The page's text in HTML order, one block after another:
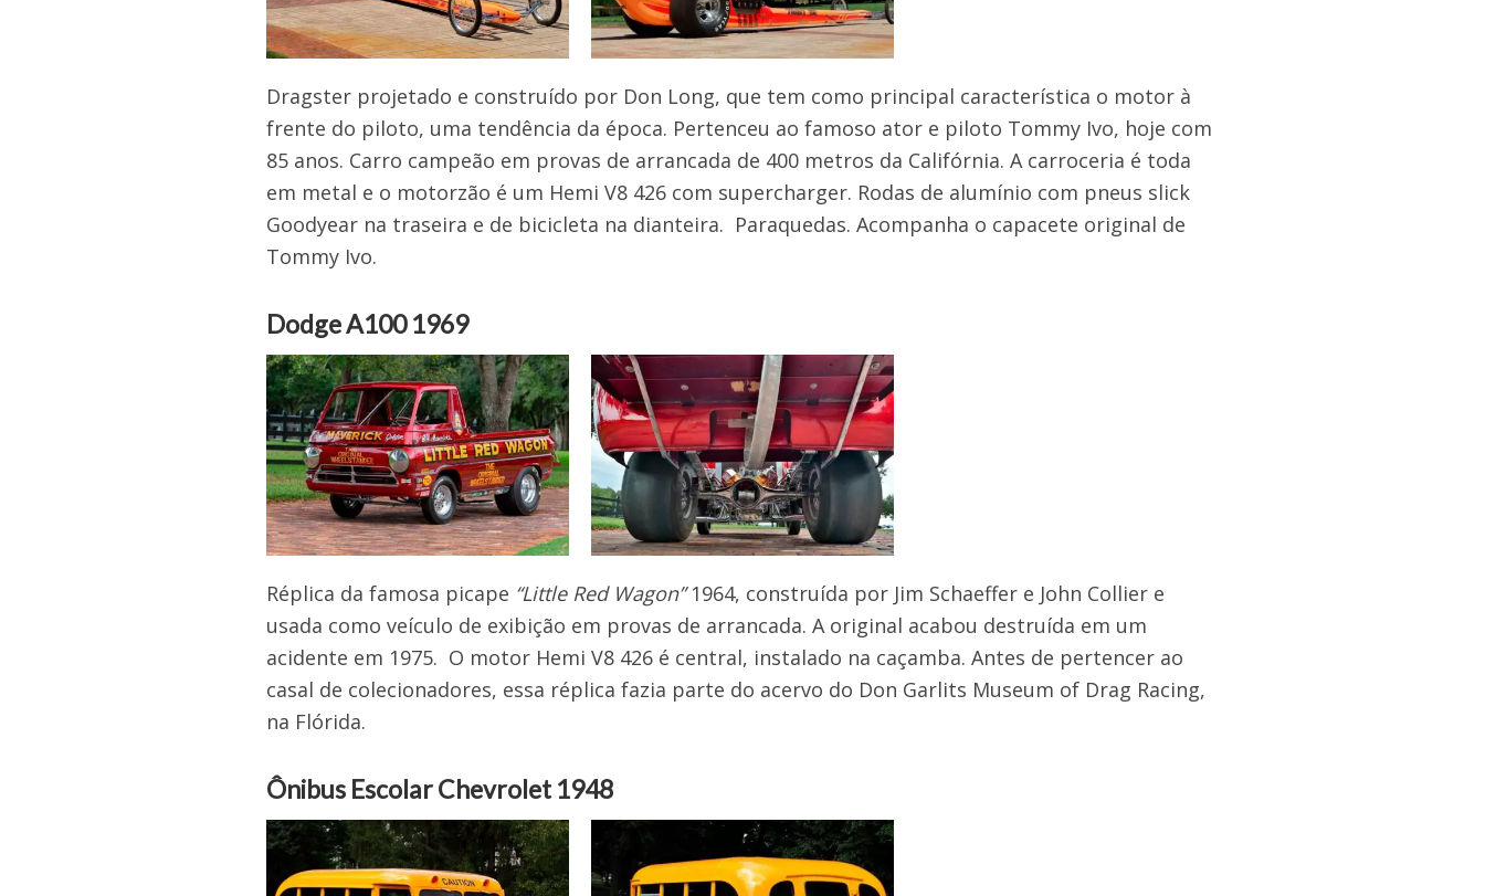
Dragster projetado e construído por Don Long, que tem como principal característica o motor à
frente do piloto, uma tendência da época. Pertenceu ao famoso ator e piloto Tommy Ivo, hoje com
85 anos. Carro campeão em provas de arrancada de 400 metros da Califórnia. A carroceria é toda
em metal e o motorzão é um Hemi V8 426 com supercharger. Rodas de alumínio com pneus slick
Goodyear na traseira e de bicicleta na dianteira. Paraquedas. Acompanha o capacete original de
Tommy Ivo.
Dodge A100 1969
Réplica da famosa picape “Little Red Wagon”1964, construída por Jim Schaeffer e John Collier e
usada como veículo de exibição em provas de arrancada. A original acabou destruída em um
acidente em 1975. O motor Hemi V8 426 é central, instalado na caçamba. Antes de pertencer ao
casal de colecionadores, essa réplica fazia parte do acervo do Don Garlits Museum of Drag Racing,
na Flórida.
Ônibus Escolar Chevrolet 1948